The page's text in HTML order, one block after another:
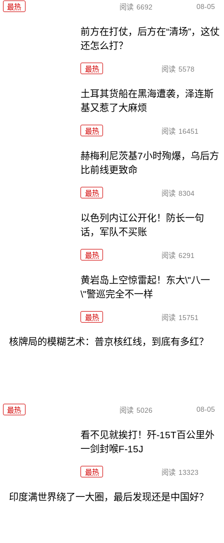
最热 阅读 6692 08-05
前方在打仗，后方在“清场”，这仗
还怎么打？
最热 阅读 5578
土耳其货船在黑海遭袭，泽连斯
基又惹了大麻烦
最热 阅读 16451
赫梅利尼茨基7小时殉爆，乌后方
比前线更致命
最热 阅读 8304
以色列内讧公开化！防长一句
话，军队不买账
最热 阅读 6291
黄岩岛上空惊雷起！东大\"八一
\"警巡完全不一样
最热 阅读 15751
核牌局的模糊艺术：普京核红线，到底有多红？
最热 阅读 5026 08-05
看不见就挨打！歼-15T百公里外
一剑封喉F-15J
最热 阅读 13323
印度满世界绕了一大圈，最后发现还是中国好？